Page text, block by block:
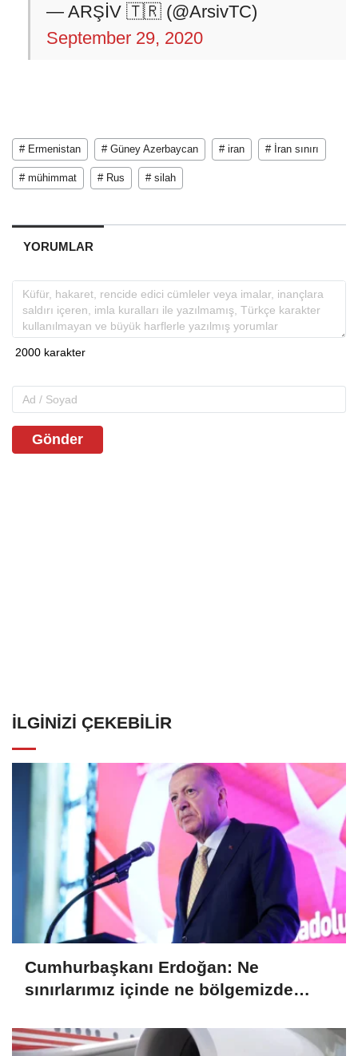
— ARŞİV 🇹🇷 (@ArsivTC)
September 29, 2020
# Ermenistan # Güney Azerbaycan # iran # İran sınırı
# mühimmat # Rus # silah
YORUMLAR
Gönder
İLGINIZI ÇEKEBILIR
Cumhurbaşkanı Erdoğan: Ne
sınırlarımız içinde ne bölgemizde